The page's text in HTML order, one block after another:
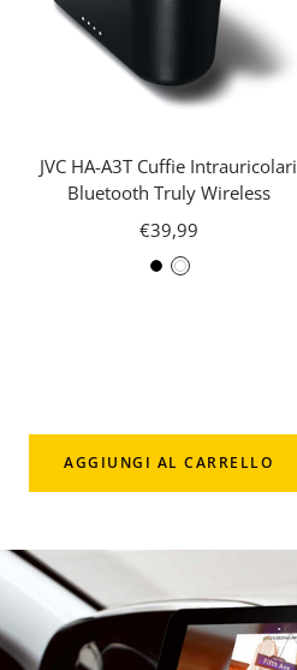
JVC HA-A3T Cuffie Intrauricolari
Bluetooth Truly Wireless
Prezzo
di
€39,99
N
B
AGGIUNGI AL CARRELLO